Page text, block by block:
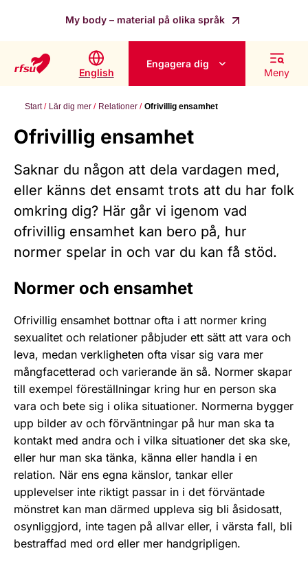
My body – material på olika språk
English
Engagera dig
Meny
Start Lär dig mer Relationer Ofrivillig ensamhet
Ofrivillig ensamhet
Saknar du någon att dela vardagen med,
eller känns det ensamt trots att du har folk
omkring dig? Här går vi igenom vad
ofrivillig ensamhet kan bero på, hur
normer spelar in och var du kan få stöd.
Normer och ensamhet
Ofrivillig ensamhet bottnar ofta i att normer kring
sexualitet och relationer påbjuder ett sätt att vara och
leva, medan verkligheten ofta visar sig vara mer
mångfacetterad och varierande än så. Normer skapar
till exempel föreställningar kring hur en person ska
vara och bete sig i olika situationer. Normerna bygger
upp bilder av och förväntningar på hur man ska ta
kontakt med andra och i vilka situationer det ska ske,
eller hur man ska tänka, känna eller handla i en
relation. När ens egna känslor, tankar eller
upplevelser inte riktigt passar in i det förväntade
mönstret kan man därmed uppleva sig bli åsidosatt,
osynliggjord, inte tagen på allvar eller, i värsta fall, bli
bestraffad med ord eller mer handgripligen.